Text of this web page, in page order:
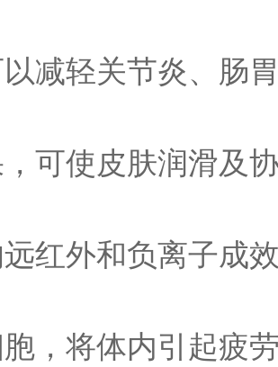
减轻关节炎、肠
可使皮肤润滑及
红外和负离子成
，将体内引起疲